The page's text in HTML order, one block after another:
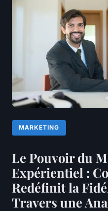
MARKETING
Le Pouvoir du
Expérientiel :
Redéfinit la
Travers une